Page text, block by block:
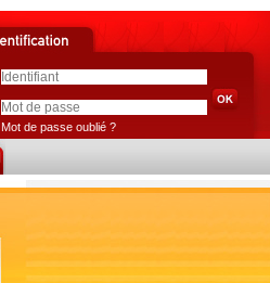
Mot de passe oublié ?